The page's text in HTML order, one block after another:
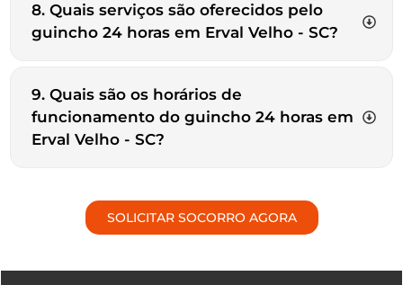
8. Quais serviços são oferecidos pelo
guincho 24 horas em Erval Velho - SC?
9. Quais são os horários de
funcionamento do guincho 24 horas em
Erval Velho - SC?
SOLICITAR SOCORRO AGORA